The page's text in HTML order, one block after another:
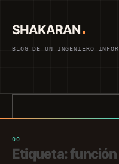
contenido
SHAKARAN
BLOG DE UN INGENIERO
Etiqueta:función